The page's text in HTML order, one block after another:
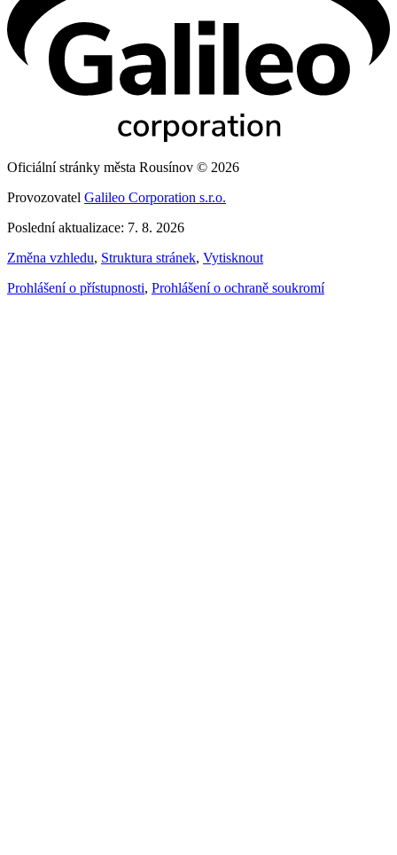
Oficiální stránky města Rousínov © 2026
Provozovatel Galileo Corporation s.r.o.
Poslední aktualizace: 7. 8. 2026
Změna vzhledu, Struktura stránek, Vytisknout
Prohlášení o přístupnosti, Prohlášení o ochraně soukromí